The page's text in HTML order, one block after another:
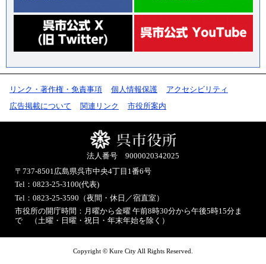
リンク・著作権・免責事項 個人情報保護
アクセシビリティ
広告掲載について
関連リンク 市役所案内
法人番号 9000020342025
〒737-8501広島県呉市中央4丁目1番6号
Tel：0823-25-3100(代表)
Tel：0823-25-3590（夜間・休日／宿直室）
市役所の開庁時間：月曜から金曜 午前8時30分から午後5時15分ま
で （土曜・日曜・祝日・年末年始を除く）
Copyright © Kure City All Rights Reserved.